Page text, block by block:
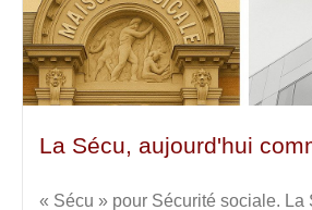
La Sécu, aujourd'hui
« Sécu » pour Sécurité sociale. La